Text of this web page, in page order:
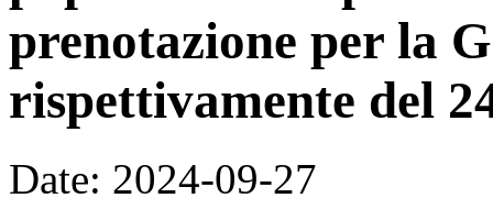
prenotazione per la
rispettivamente del
Date: 2024-09-27